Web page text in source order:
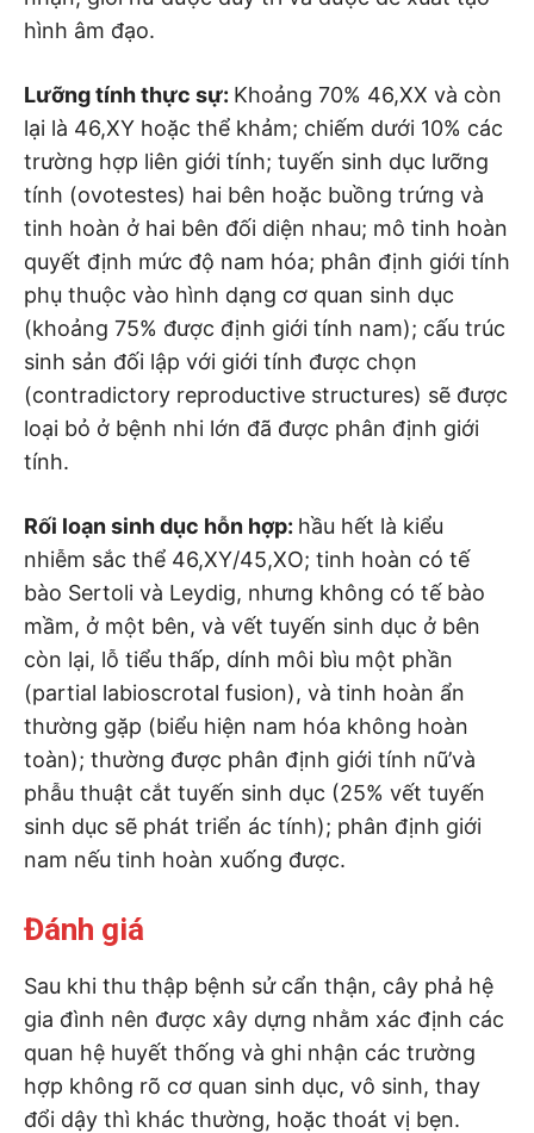
hình âm đạo.
Lưỡng tính thực sự: Khoảng 70% 46,XX và còn
lại là 46,XY hoặc thể khảm; chiếm dưới 10% các
trường hợp liên giới tính; tuyến sinh dục lưỡng
tính (ovotestes) hai bên hoặc buồng trứng và
tinh hoàn ở hai bên đối diện nhau; mô tinh hoàn
quyết định mức độ nam hóa; phân định giới tính
phụ thuộc vào hình dạng cơ quan sinh dục
(khoảng 75% được định giới tính nam); cấu trúc
sinh sản đối lập với giới tính được chọn
(contradictory reproductive structures) sẽ được
loại bỏ ở bệnh nhi lớn đã được phân định giới
tính.
Rối loạn sinh dục hỗn hợp: hầu hết là kiểu
nhiễm sắc thể 46,XY/45,XO; tinh hoàn có tế
bào Sertoli và Leydig, nhưng không có tế bào
mầm, ở một bên, và vết tuyến sinh dục ở bên
còn lại, lỗ tiểu thấp, dính môi bìu một phần
(partial labioscrotal fusion), và tinh hoàn ẩn
thường gặp (biểu hiện nam hóa không hoàn
toàn); thường được phân định giới tính nũ’và
phẫu thuật cắt tuyến sinh dục (25% vết tuyến
sinh dục sẽ phát triển ác tính); phân định giới
nam nếu tinh hoàn xuống được.
Đánh giá
Sau khi thu thập bệnh sử cẩn thận, cây phả hệ
gia đình nên được xây dựng nhằm xác định các
quan hệ huyết thống và ghi nhận các trường
hợp không rõ cơ quan sinh dục, vô sinh, thay
đổi dậy thì khác thường, hoặc thoát vị bẹn.